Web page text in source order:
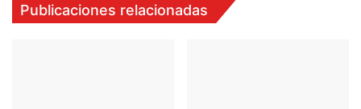
Publicaciones relacionadas